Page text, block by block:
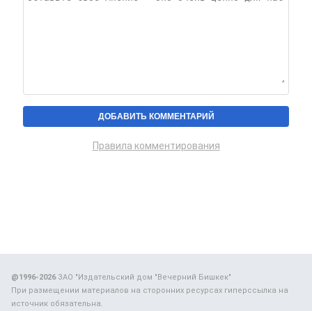
Правила комментирования
@1996-2026ЗАО "Издательский дом "Вечерний Бишкек"
При размещении материалов на сторонних ресурсах гиперссылка на
источник обязательна.